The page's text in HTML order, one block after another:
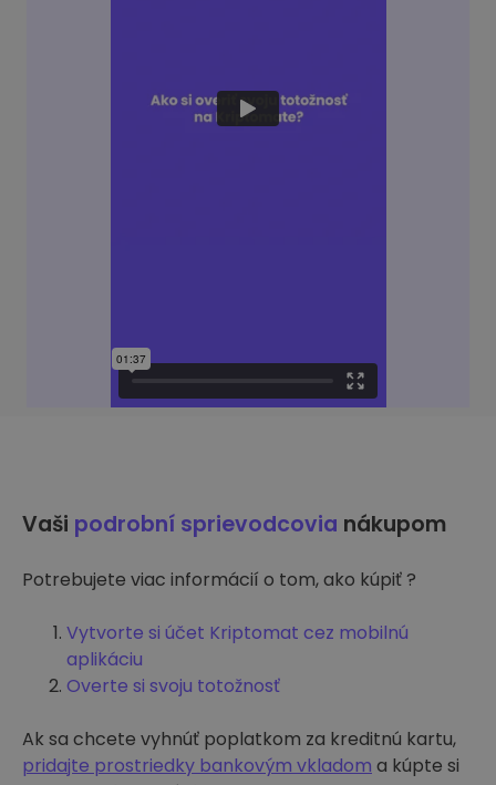
Vaši podrobní sprievodcovia nákupom
Potrebujete viac informácií o tom, ako kúpiť ?
Vytvorte si účet Kriptomat cez mobilnú
aplikáciu
Overte si svoju totožnosť
Ak sa chcete vyhnúť poplatkom za kreditnú kartu,
pridajte prostriedky bankovým vkladom a kúpte si